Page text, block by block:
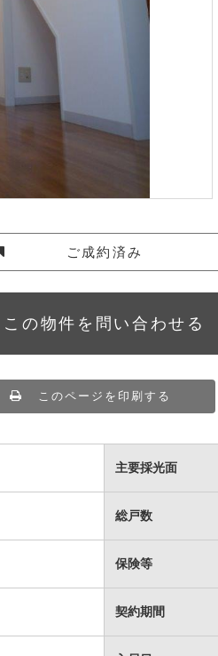
ご成約済み
この物件を問い合わせる
このページを印刷する
主要採光面
総戸数
保険等
契約期間